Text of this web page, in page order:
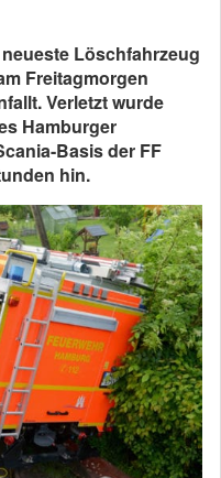
Löschfahrzeug
Freitagmorgen
Verletzt wurde
Hamburger
Basis der FF
hin.